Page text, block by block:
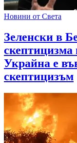
Новини от Света
Зеленски в
Украйна е
скептицизъм